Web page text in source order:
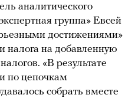
аналитического
группа» Евсей
достижениями»
налога на добавленную
«В результате
по цепочкам
собрать вместе